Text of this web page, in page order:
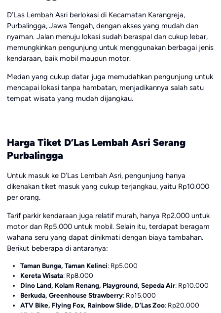
D’Las Lembah Asri berlokasi di Kecamatan Karangreja,
Purbalingga, Jawa Tengah, dengan akses yang mudah dan
nyaman. Jalan menuju lokasi sudah beraspal dan cukup lebar,
memungkinkan pengunjung untuk menggunakan berbagai jenis
kendaraan, baik mobil maupun motor.
Medan yang cukup datar juga memudahkan pengunjung untuk
mencapai lokasi tanpa hambatan, menjadikannya salah satu
tempat wisata yang mudah dijangkau.
Harga Tiket D’Las Lembah Asri Serang
Purbalingga
Untuk masuk ke D’Las Lembah Asri, pengunjung hanya
dikenakan tiket masuk yang cukup terjangkau, yaitu Rp10.000
per orang.
Tarif parkir kendaraan juga relatif murah, hanya Rp2.000 untuk
motor dan Rp5.000 untuk mobil. Selain itu, terdapat beragam
wahana seru yang dapat dinikmati dengan biaya tambahan.
Berikut beberapa di antaranya:
Taman Bunga, Taman Kelinci: Rp5.000
Kereta Wisata: Rp8.000
Dino Land, Kolam Renang, Playground, Sepeda Air: Rp10.000
Berkuda, Greenhouse Strawberry: Rp15.000
ATV Bike, Flying Fox, Rainbow Slide, D’Las Zoo: Rp20.000